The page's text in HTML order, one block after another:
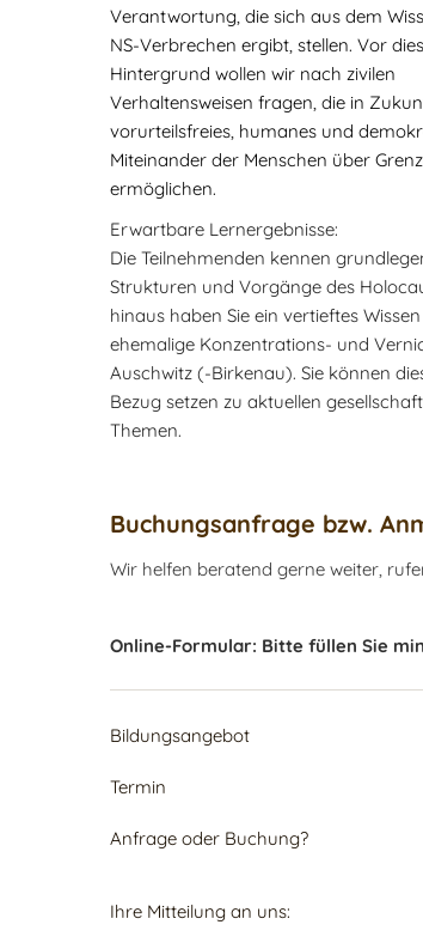
Verantwortung, die sich aus dem
NS-Verbrechen ergibt, stellen. Vor
Hintergrund wollen wir nach zivilen
Verhaltensweisen fragen, die in
vorurteilsfreies, humanes und
Miteinander der Menschen über
ermöglichen.
Erwartbare Lernergebnisse:
Die Teilnehmenden kennen
Strukturen und Vorgänge des
hinaus haben Sie ein vertieftes
ehemalige Konzentrations- und
Auschwitz (-Birkenau). Sie können
Bezug setzen zu aktuellen
Themen.
Buchungsanfrage bzw.
Wir helfen beratend gerne weiter,
Online-Formular: Bitte füllen Sie
Bildungsangebot
Termin
Anfrage oder Buchung?
Ihre Mitteilung an uns: